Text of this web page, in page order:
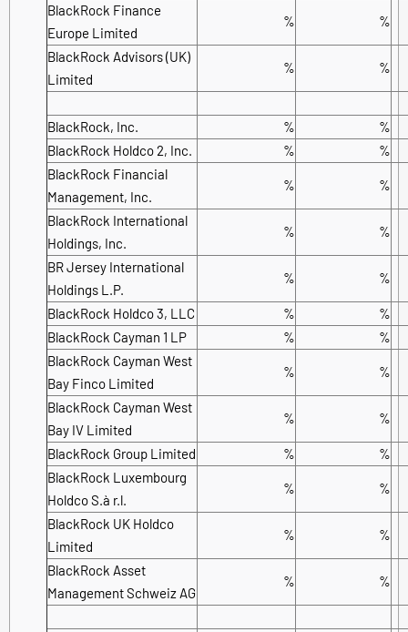
BlackRock Finance
Europe Limited
% %
BlackRock Advisors (UK)
Limited
% %
BlackRock, Inc. %
%
BlackRock Holdco 2, Inc.
%
%
BlackRock Financial
Management, Inc.
% %
BlackRock International
Holdings, Inc.
% %
BR Jersey International
Holdings L.P.
% %
BlackRock Holdco 3, LLC %
%
BlackRock Cayman 1 LP
%
%
BlackRock Cayman West
Bay Finco Limited
% %
BlackRock Cayman West
Bay IV Limited
% %
BlackRock Group Limited %
%
BlackRock Luxembourg
Holdco S.à r.l.
% %
BlackRock UK Holdco
Limited
% %
BlackRock Asset
Management Schweiz AG
% %